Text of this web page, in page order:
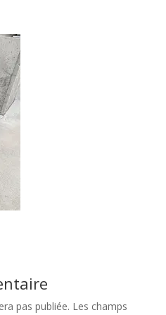
pas publiée. Les champs